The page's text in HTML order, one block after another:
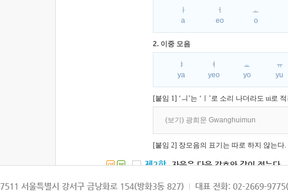
ㅏ
a
ㅓ
eo
ㅗ
o
2. 이중 모음
ㅑ
ya
ㅕ
yeo
ㅛ
yo
ㅠ
yu
[붙임 1] ‘ㅢ’는 ‘ㅣ’로 소리 나더라도 ui로
(보기) 광희문 Gwanghuimun
[붙임 2] 장모음의 표기는 따로 하지 않는다.
연 북 제2항 자음은 다음 각호와 같이 적는다.
1. 파열음
서울특별시 강서구 금낭화로 154(방화3동 827) 대표 전화: 02-2669-